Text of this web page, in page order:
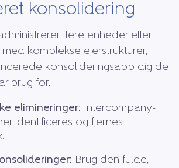
konsolidering
flere enheder eller
komplekse ejerstrukturer,
konsolideringsapp dig de
brug for.
elimineringer: Intercompany-
identificeres og fjernes
Brug den fulde,